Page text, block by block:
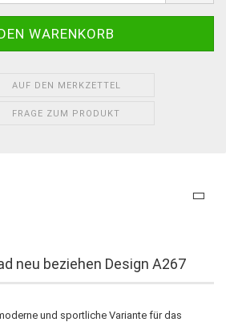
AUF DEN MERKZETTEL
FRAGE ZUM PRODUKT
neu beziehen Design A267
und sportliche Variante für das